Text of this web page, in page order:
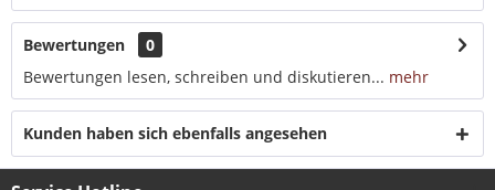
Bewertungen
0
Bewertungen lesen, schreiben und diskutieren... mehr
Kunden haben sich ebenfalls angesehen